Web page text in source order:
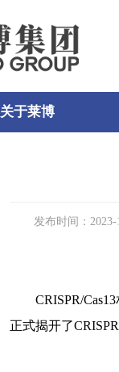
关于莱博
发布时间：
CRISPR/
正式揭开了